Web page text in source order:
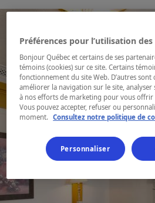
Préférences pour l’utilisation
Bonjour Québec et certains de ses
témoins (cookies) sur ce site. Certains
fonctionnement du site Web. D’autres
améliorer la navigation sur le site,
à nos efforts de marketing pour vous offrir
Vous pouvez accepter, refuser ou
moment.
Consultez notre politique de
Personnaliser